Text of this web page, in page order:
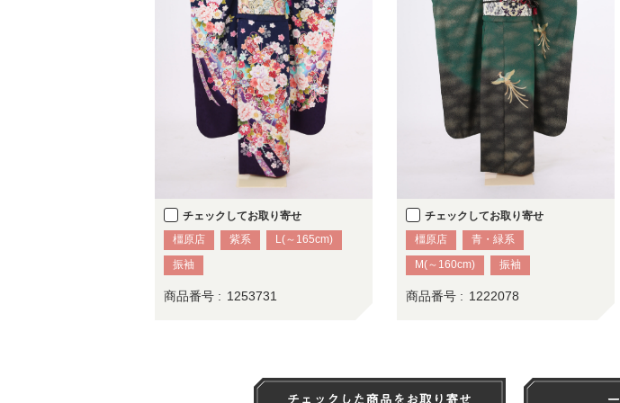
チェックしてお取り寄せ
橿原店
紫系
L(～165cm)
振袖
商品番号 : 1253731
チェックしてお取り寄せ
橿原店
青・緑系
M(～160cm)
振袖
商品番号 : 1222078